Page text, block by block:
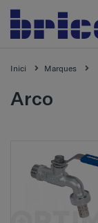
Inici Marques
arco